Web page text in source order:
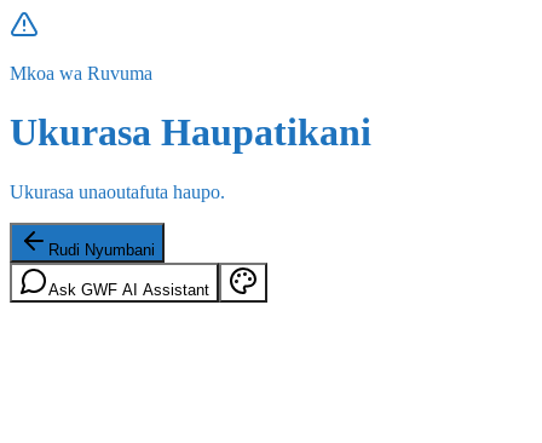
Mkoa wa Ruvuma
Ukurasa Haupatikani
Ukurasa unaoutafuta haupo.
Rudi Nyumbani
Ask GWF AI Assistant